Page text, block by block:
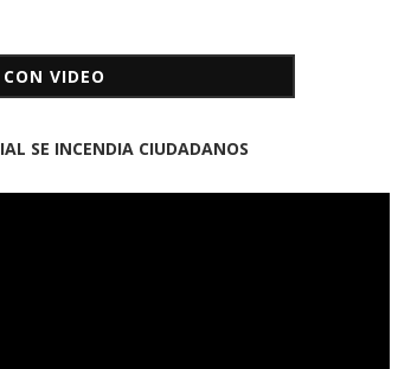
VIDEO
SE INCENDIA CIUDADANOS